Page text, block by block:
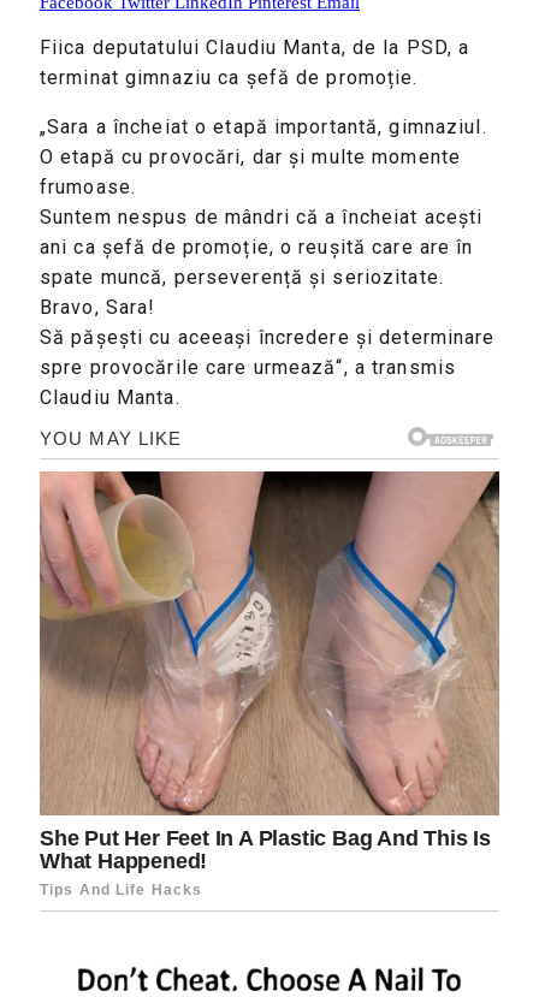
Fiica deputatului Claudiu Manta, de la PSD, a
terminat gimnaziu ca șefă de promoție.
„Sara a încheiat o etapă importantă, gimnaziul.
O etapă cu provocări, dar și multe momente
frumoase.
Suntem nespus de mândri că a încheiat acești
ani ca șefă de promoție, o reușită care are în
spate muncă, perseverență și seriozitate.
Bravo, Sara!
Să pășești cu aceeași încredere și determinare
spre provocările care urmează“, a transmis
Claudiu Manta.